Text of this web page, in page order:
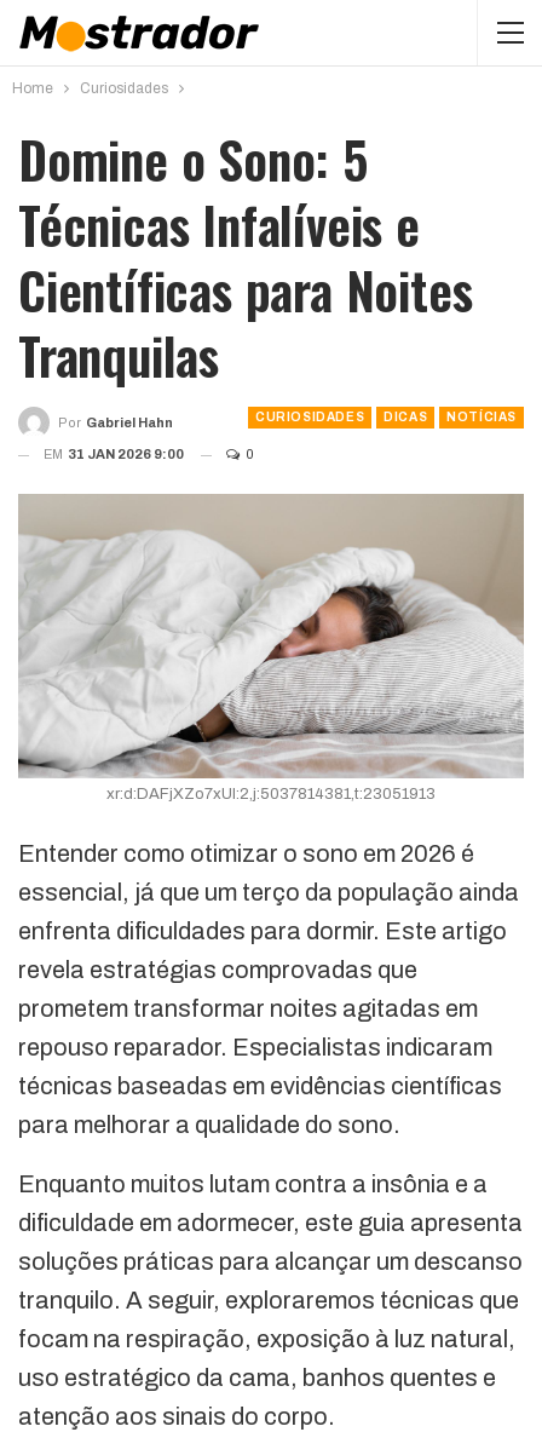
Home Curiosidades
Domine o Sono: 5
Técnicas Infalíveis e
Científicas para Noites
Tranquilas
CURIOSIDADES DICAS NOTÍCIAS
Por Gabriel Hahn
EM 31 JAN 2026 9:00 0
xr:d:DAFjXZo7xUI:2,j:5037814381,t:23051913
Entender como otimizar o sono em 2026 é
essencial, já que um terço da população ainda
enfrenta dificuldades para dormir. Este artigo
revela estratégias comprovadas que
prometem transformar noites agitadas em
repouso reparador. Especialistas indicaram
técnicas baseadas em evidências científicas
para melhorar a qualidade do sono.
Enquanto muitos lutam contra a insônia e a
dificuldade em adormecer, este guia apresenta
soluções práticas para alcançar um descanso
tranquilo. A seguir, exploraremos técnicas que
focam na respiração, exposição à luz natural,
uso estratégico da cama, banhos quentes e
atenção aos sinais do corpo.